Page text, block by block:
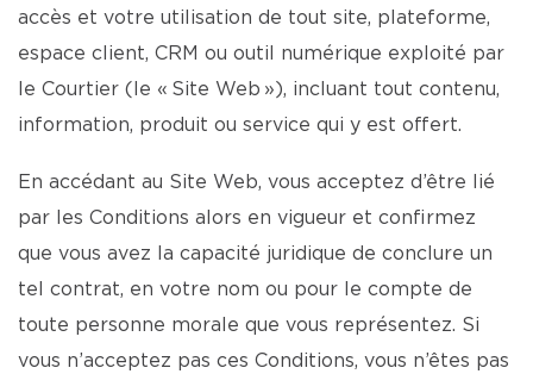
accès et votre utilisation de tout site, plateforme,
espace client, CRM ou outil numérique exploité par
le Courtier (le « Site Web »), incluant tout contenu,
information, produit ou service qui y est offert.
En accédant au Site Web, vous acceptez d’être lié
par les Conditions alors en vigueur et confirmez
que vous avez la capacité juridique de conclure un
tel contrat, en votre nom ou pour le compte de
toute personne morale que vous représentez. Si
vous n’acceptez pas ces Conditions, vous n’êtes pas